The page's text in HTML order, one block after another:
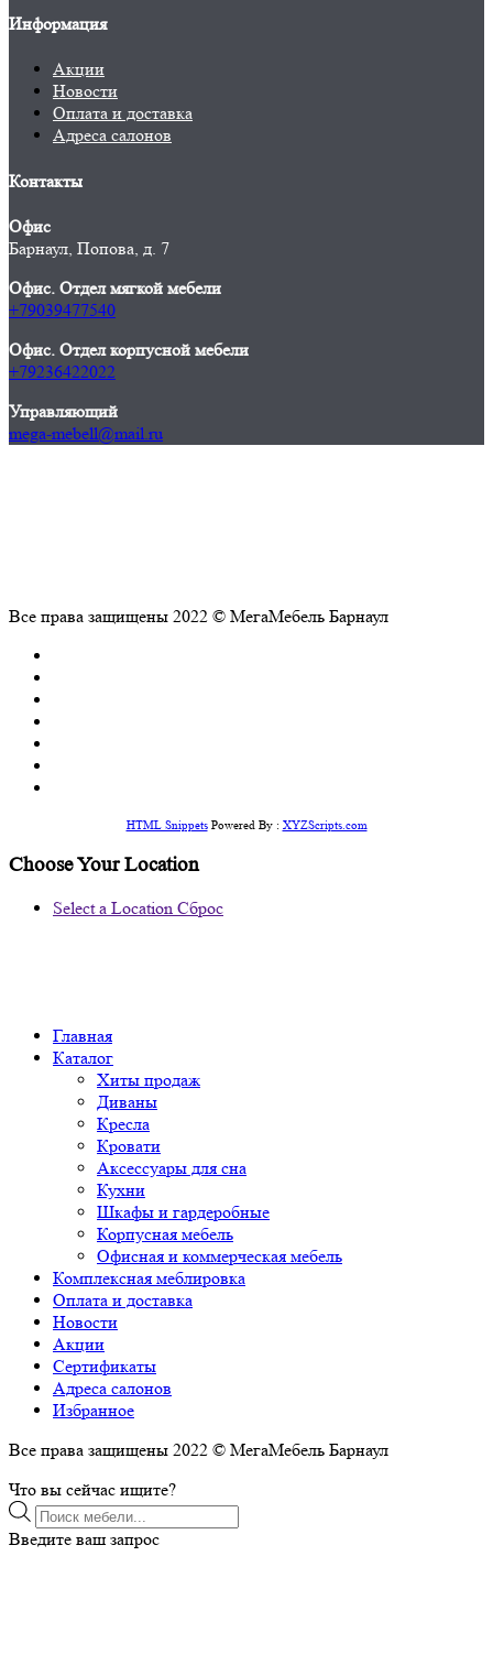
Информация
Акции
Новости
Оплата и доставка
Адреса салонов
Контакты
Офис
Барнаул, Попова, д. 7
Офис. Отдел мягкой мебели
+79039477540
Офис. Отдел корпусной мебели
+79236422022
Управляющий
mega-mebell@mail.ru
Все права защищены 2022 © МегаМебель Барнаул
HTML SnippetsPowered By : XYZScripts.com
Choose Your Location
Select a Location Сброс
Главная
Каталог
Хиты продаж
Диваны
Кресла
Кровати
Аксессуары для сна
Кухни
Шкафы и гардеробные
Корпусная мебель
Офисная и коммерческая мебель
Комплексная меблировка
Оплата и доставка
Новости
Акции
Сертификаты
Адреса салонов
Избранное
Все права защищены 2022 © МегаМебель Барнаул
Что вы сейчас ищите?
Поиск
товаров
Введите ваш запрос